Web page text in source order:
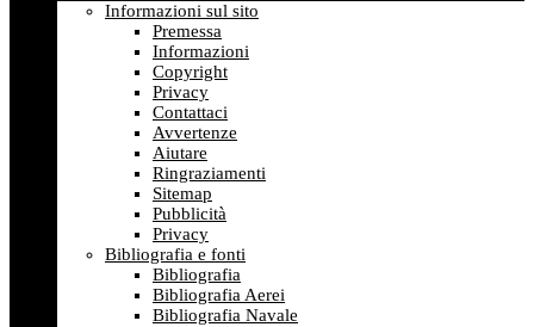
Informazioni sul sito
Premessa
Informazioni
Copyright
Privacy
Contattaci
Avvertenze
Aiutare
Ringraziamenti
Sitemap
Pubblicità
Privacy
Bibliografia e fonti
Bibliografia
Bibliografia Aerei
Bibliografia Navale